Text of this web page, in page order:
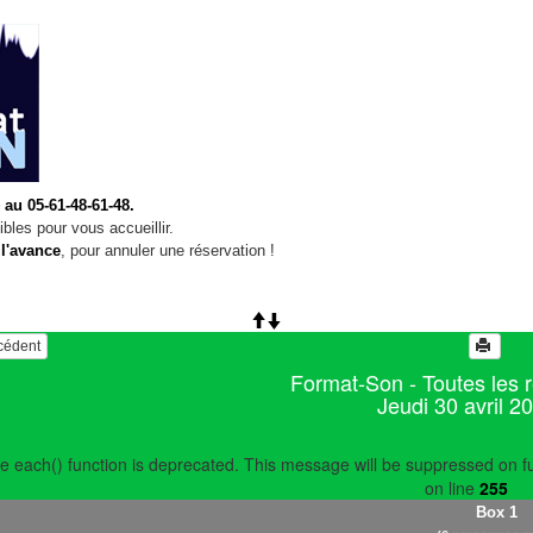
05-61-48-61-48.
pour vous accueillir.
, pour annuler une réservation !
Format-Son - Toutes les
Jeudi 30 avril
each() function is deprecated. This message will be suppressed on
on line 255
Box 1